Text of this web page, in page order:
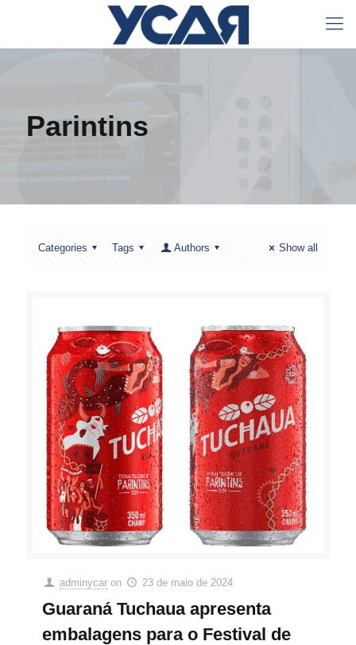
Parintins
Categories Tags Authors Show all
adminycar on 23 de maio de 2024
Guaraná Tuchaua apresenta
embalagens para o Festival de